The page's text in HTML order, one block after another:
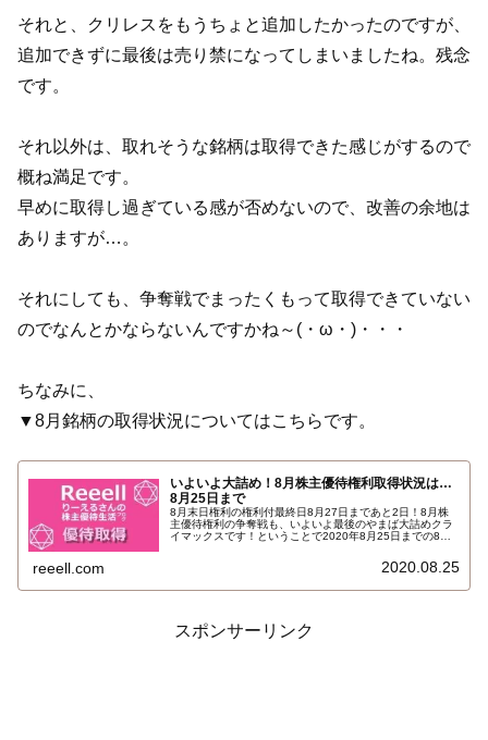
それと、クリレスをもうちょと追加したかったのですが、
追加できずに最後は売り禁になってしまいましたね。残念
です。
それ以外は、取れそうな銘柄は取得できた感じがするので
概ね満足です。
早めに取得し過ぎている感が否めないので、改善の余地は
ありますが…。
それにしても、争奪戦でまったくもって取得できていない
のでなんとかならないんですかね～(・ω・)・・・
ちなみに、
▼8月銘柄の取得状況についてはこちらです。
いよいよ大詰め！8月株主優待権利取得状況は…
8月25日まで
8月末日権利の権利付最終日8月27日まであと2日！8月株
主優待権利の争奪戦も、いよいよ最後のやまば大詰めクラ
イマックスです！ということで2020年8月25日までの8月
のところ34銘柄確保です。最新の取得状況と争奪戦の結果
reeell.com 2020.08.25
スポンサーリンク